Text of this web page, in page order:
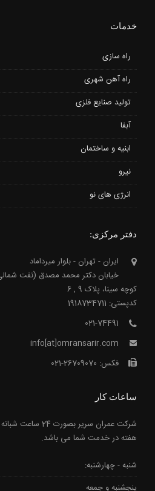
خدمات
راه سازی
راه آهن شهری
تولید صنایع فلزی
آبفا
ابنیه و ساختمان
نیرو
انرژی های نو
دفتر مرکزی:
ایران - تهران - بلوار میرداماد
خیابان دکتر محمد مصدق (نفت
کوچه سینا، پلاک 9 , 6
کدپستی: 1918734711
021-74491
info[at]omransarir.com
فکس: 26709070-021
ساعات کار
شرکت عمران سریر
هفته در خدمت شما می باشد.
شنبه - چهارشنبه:
پنجشنبه و جمعه